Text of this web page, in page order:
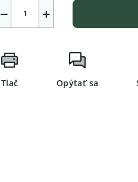
+
−
Tlač Opýtať sa